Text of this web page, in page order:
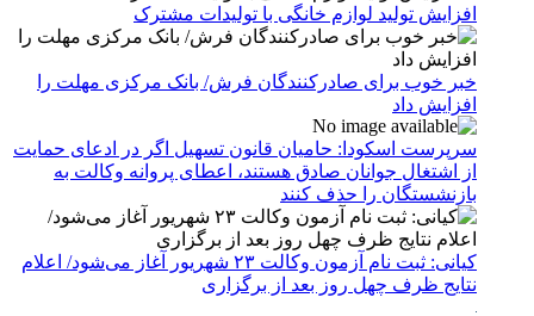
افزایش تولید لوازم خانگی با تولیدات مشترک
خبر خوب برای صادرکنندگان فرش/ بانک مرکزی مهلت را
افزایش داد
سرپرست اسکودا: حامیان قانون تسهیل اگر در ادعای حمایت
از اشتغال جوانان صادق هستند، اعطای پروانه وکالت به
بازنشستگان را حذف کنند
کیانی: ثبت نام آزمون وکالت ۲۳ شهریور آغاز می‌شود/ اعلام
نتایج ظرف چهل روز بعد از برگزاری